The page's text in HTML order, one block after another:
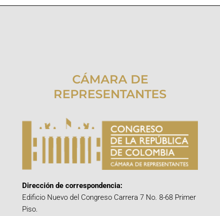
CÁMARA DE
REPRESENTANTES
Dirección de correspondencia:
Edificio Nuevo del Congreso Carrera 7 No. 8-68 Primer
Piso.